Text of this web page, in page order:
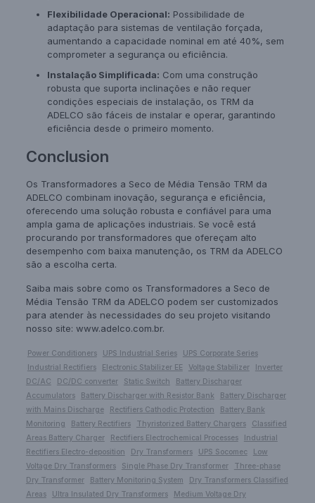
Flexibilidade Operacional: Possibilidade de
adaptação para sistemas de ventilação forçada,
aumentando a capacidade nominal em até 40%, sem
comprometer a segurança ou eficiência.
Instalação Simplificada: Com uma construção
robusta que suporta inclinações e não requer
condições especiais de instalação, os TRM da
ADELCO são fáceis de instalar e operar, garantindo
eficiência desde o primeiro momento.
Conclusion
Os Transformadores a Seco de Média Tensão TRM da
ADELCO combinam inovação, segurança e eficiência,
oferecendo uma solução robusta e confiável para uma
ampla gama de aplicações industriais. Se você está
procurando por transformadores que ofereçam alto
desempenho com baixa manutenção, os TRM da ADELCO
são a escolha certa.
Saiba mais sobre como os Transformadores a Seco de
Média Tensão TRM da ADELCO podem ser customizados
para atender às necessidades do seu projeto visitando
nosso site: www.adelco.com.br.
Power Conditioners UPS Industrial Series
UPS Corporate Series
Industrial Rectifiers
Electronic Stabilizer EE Voltage Stabilizer
Inverter
DC/AC
DC/DC converter Static Switch
Battery Discharger
Accumulators
Battery Discharger with Resistor Bank
Battery Discharger
with Mains Discharge
Rectifiers Cathodic Protection
Battery Bank
Monitoring
Battery Rectifiers Thyristorized Battery Chargers
Classified
Areas Battery Charger
Rectifiers Electrochemical Processes
Industrial
Rectifiers Electro-deposition
Dry Transformers UPS Socomec
Low
Voltage Dry Transformers
Single Phase Dry Transformer
Three-phase
Dry Transformer
Battery Monitoring System
Dry Transformers Classified
Areas
Ultra Insulated Dry Transformers Medium Voltage Dry